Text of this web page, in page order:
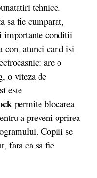
tehnice.
sa fie cumparat,
importante conditii
cont atunci cand isi
are o
o viteza de
si este
permite blocarea
a preveni oprirea
Copiii se
fara ca sa fie